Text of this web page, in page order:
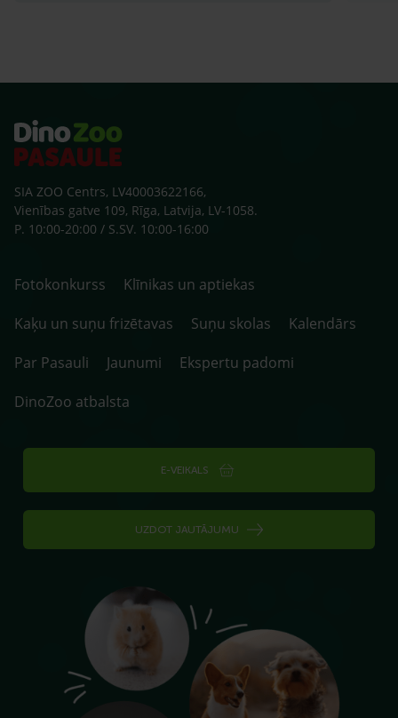
SIA ZOO Centrs, LV40003622166,
Vienības gatve 109, Rīga, Latvija, LV-1058.
P. 10:00-20:00 / S.SV. 10:00-16:00
Fotokonkurss
Klīnikas un aptiekas
Kaķu un suņu frizētavas
Suņu skolas
Kalendārs
Par Pasauli
Jaunumi
Ekspertu padomi
DinoZoo atbalsta
E-VEIKALS
UZDOT JAUTĀJUMU